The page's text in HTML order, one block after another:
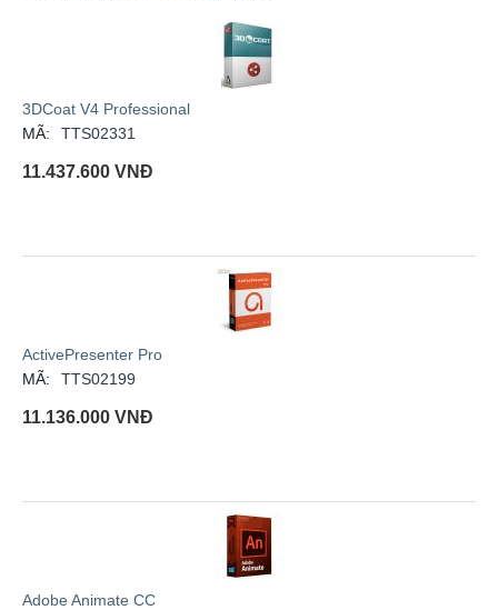
3DCoat V4 Professional
MÃ:
TTS02331
11.437.600 VNĐ
ActivePresenter Pro
MÃ:
TTS02199
11.136.000 VNĐ
Adobe Animate CC